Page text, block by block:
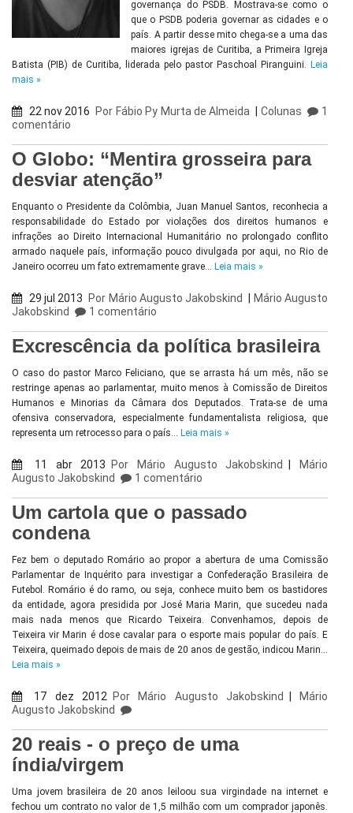
governança do PSDB. Mostrava-se como o
que o PSDB poderia governar as cidades e o
país. A partir desse mito chega-se a uma das
maiores igrejas de Curitiba, a Primeira Igreja
Batista (PIB) de Curitiba, liderada pelo pastor Paschoal Piranguini. Leia
mais »
22 nov 2016 Por Fábio Py Murta de Almeida Colunas
1
comentário
O Globo: “Mentira grosseira para
desviar atenção”
Enquanto o Presidente da Colômbia, Juan Manuel Santos, reconhecia a
responsabilidade do Estado por violações dos direitos humanos e
infrações ao Direito Internacional Humanitário no prolongado conflito
armado naquele país, informação pouco divulgada por aqui, no Rio de
Janeiro ocorreu um fato extremamente grave… Leia mais »
29 jul 2013 Por Mário Augusto Jakobskind
Mário Augusto
Jakobskind
1 comentário
Excrescência da política brasileira
O caso do pastor Marco Feliciano, que se arrasta há um mês, não se
restringe apenas ao parlamentar, muito menos à Comissão de Direitos
Humanos e Minorias da Câmara dos Deputados. Trata-se de uma
ofensiva conservadora, especialmente fundamentalista religiosa, que
representa um retrocesso para o país… Leia mais »
11 abr 2013 Por Mário Augusto Jakobskind
Mário
Augusto Jakobskind
1 comentário
Um cartola que o passado
condena
Fez bem o deputado Romário ao propor a abertura de uma Comissão
Parlamentar de Inquérito para investigar a Confederação Brasileira de
Futebol. Romário é do ramo, ou seja, conhece muito bem os bastidores
da entidade, agora presidida por José Maria Marin, que sucedeu nada
mais nada menos que Ricardo Teixeira. Convenhamos, depois de
Teixeira vir Marin é dose cavalar para o esporte mais popular do país. E
Teixeira, queimado depois de mais de 20 anos de gestão, indicou Marin…
Leia mais »
17 dez 2012 PorMário Augusto Jakobskind
Mário
Augusto Jakobskind
20 reais - o preço de uma
índia/virgem
Uma jovem brasileira de 20 anos leiloou sua virgindade na internet e
fechou um contrato no valor de 1,5 milhão com um comprador japonês.